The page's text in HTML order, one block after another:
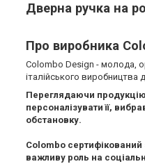
Дверна ручка на
Про виробника
Colombo Design - молода,
італійського виробництва
Переглядаючи
персоналізувати її,
обстановку.
Colombo сертифікований
важливу роль на